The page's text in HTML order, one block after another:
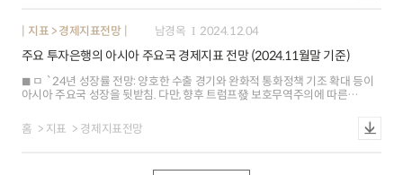
중간값 9월 2.2%12월 2.5%), 신정부의 정책 불확실성 등으로 금년 연준의
45.245.1 / 서비스업 49.551.4) 지수가 미국 대선 이전 수준까지 반등했으나
3분기 대비 성장세 둔화 소지. 무역정책 불확실성 등 하방압력 감안 시 성장
둔화 모면은 역부족(GS) - 인플레이션 전망 2% 하회, 임금 및 노동시장 둔화
등을 고려할 경우 ECB의 금리인하는 가속화될 가능성 ㅇ 중국(-): 공급측 지표
비해 내수 부진(12월 소매판매 3.0% 전년동기비, 컨센서스 4.6%) 지속. 수급
지표 > 경제지표전망 남경옥 2024.12.04
주요 투자은행의 아시아 주요국 경제지표 전망 (2024.11월말 기준)
ㅁ `24년 성장률 전망: 양호한 수출 경기와 완화적 통화정책 기조 확대 등이
아시아 주요국 성장을 뒷받침. 다만, 향후 트럼프發 보호무역주의에 따른
(+0.2%p), 말레이시아(+0.1%p) 상승. 인도(-0.2%p), 홍콩(-0.2%p), 한국
(-0.1%p) 하락 ㅇ 싱가포르(0.3%p): 3Q 성장률 확정치가 5.4%로 속보치
홈 지표 경제지표전망